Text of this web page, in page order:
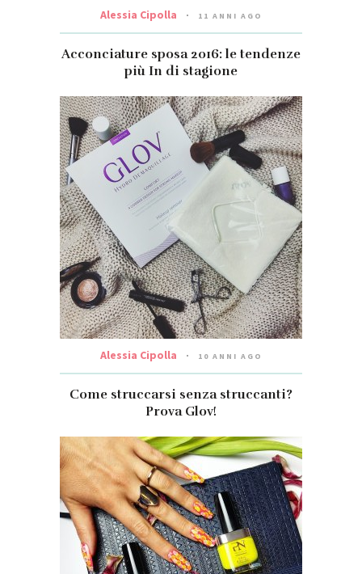
Alessia Cipolla 11 ANNI AGO
Acconciature sposa 2016: le tendenze
più In di stagione
Alessia Cipolla 10 ANNI AGO
Come struccarsi senza struccanti?
Prova Glov!